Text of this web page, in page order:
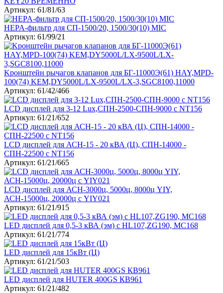
Артикул: 61/81/63
HEPA-фильтр для СП-1500/20, 1500/30(10) MIC
Артикул: 61/99/21
Kронштейн рычагов клапанов для БГ-11000Э(61) HAY,MPD-
100(74) KEM,DY5000L/LX-9500L/LX-3,SGC8100,11000
Артикул: 61/42/466
LCD дисплей для 3-12 Lux,СПН-2500-СПН-9000 с NT156
Артикул: 61/21/652
LCD дисплей для АСН-15 - 20 кВА (Ц), СПН-14000 -
СПН-22500 с NT156
Артикул: 61/21/665
LCD дисплей для АСН-3000ц, 5000ц, 8000ц YIY,
АСН-15000ц, 20000ц с YIY021
Артикул: 61/21/915
LED дисплей для 0,5-3 кВА (эм) с HL107,ZG190, MC168
Артикул: 61/21/774
LED дисплей для 15кВт (Ц)
Артикул: 61/21/503
LED дисплей для HUTER 400GS КВ961
Артикул: 61/21/482